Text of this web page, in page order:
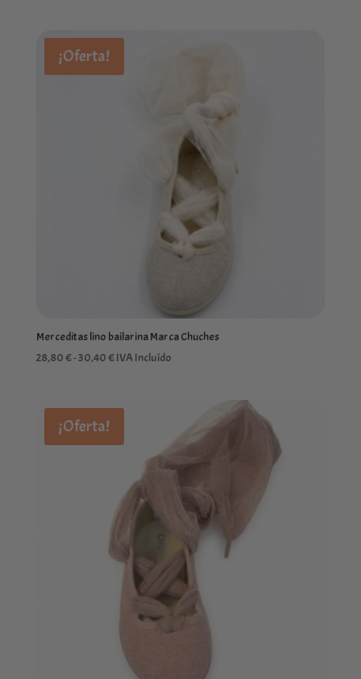
¡Oferta!
Merceditas lino bailarina Marca Chuches
28,80€-30,40€Rango
desde
hasta
IVA Incluído
¡Oferta!